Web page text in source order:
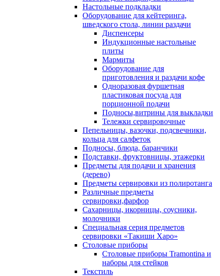
Настольные подкладки
Оборудование для кейтеринга,
шведского стола, линии раздачи
Диспенсеры
Индукционные настольные
плиты
Мармиты
Оборудование для
приготовления и раздачи кофе
Одноразовая фуршетная
пластиковая посуда для
порционной подачи
Подносы,витрины для выкладки
Тележки сервировочные
Пепельницы, вазочки, подсвечники,
кольца для салфеток
Подносы, блюда, баранчики
Подставки, фруктовницы, этажерки
Предметы для подачи и хранения
(дерево)
Предметы сервировки из полиротанга
Различные предметы
сервировки,фарфор
Сахарницы, икорницы, соусники,
молочники
Специальная серия предметов
сервировки «Такиши Харо»
Столовые приборы
Столовые приборы Trаmоntina и
наборы для стейков
Текстиль